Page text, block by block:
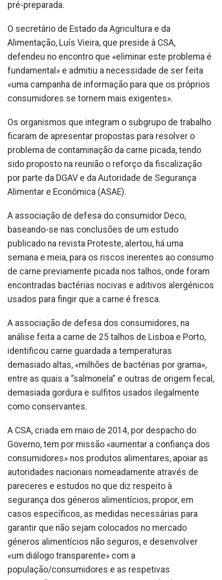
pré-preparada.
O secretário de Estado da Agricultura e da
Alimentação, Luís Vieira, que preside à CSA,
defendeu no encontro que «eliminar este problema é
fundamental» e admitiu a necessidade de ser feita
«uma campanha de informação para que os próprios
consumidores se tornem mais exigentes».
Os organismos que integram o subgrupo de trabalho
ficaram de apresentar propostas para resolver o
problema de contaminação da carne picada, tendo
sido proposto na reunião o reforço da fiscalização
por parte da DGAV e da Autoridade de Segurança
Alimentar e Económica (ASAE).
A associação de defesa do consumidor Deco,
baseando-se nas conclusões de um estudo
publicado na revista Proteste, alertou, há uma
semana e meia, para os riscos inerentes ao consumo
de carne previamente picada nos talhos, onde foram
encontradas bactérias nocivas e aditivos alergénicos
usados para fingir que a carne é fresca.
A associação de defesa dos consumidores, na
análise feita a carne de 25 talhos de Lisboa e Porto,
identificou carne guardada a temperaturas
demasiado altas, «milhões de bactérias por grama»,
entre as quais a “salmonela” e outras de origem fecal,
demasiada gordura e sulfitos usados ilegalmente
como conservantes.
A CSA, criada em maio de 2014, por despacho do
Governo, tem por missão «aumentar a confiança dos
consumidores» nos produtos alimentares, apoiar as
autoridades nacionais nomeadamente através de
pareceres e estudos no que diz respeito à
segurança dos géneros alimentícios, propor, em
casos específicos, as medidas necessárias para
garantir que não sejam colocados no mercado
géneros alimentícios não seguros, e desenvolver
«um diálogo transparente» com a
população/consumidores e as respetivas